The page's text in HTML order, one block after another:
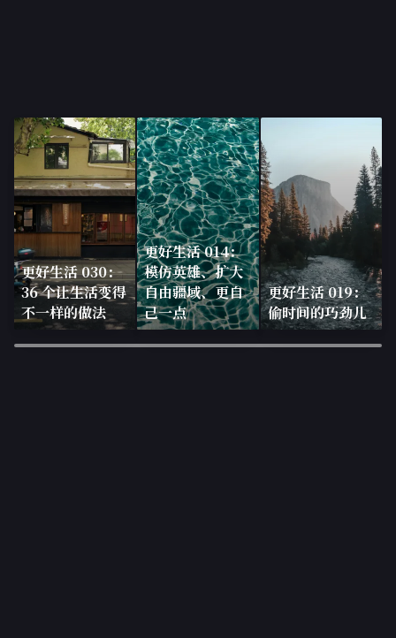
更好生活 030：
36 个让生活变得
不一样的做法
更好生活 014：
模仿英雄、扩大
自由疆域、更自
己一点
更好生活 019：
偷时间的巧劲儿